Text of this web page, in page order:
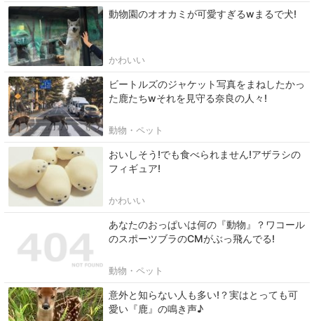
動物園のオオカミが可愛すぎるwまるで犬!
かわいい
ビートルズのジャケット写真をまねしたかっ
た鹿たちwそれを見守る奈良の人々!
動物・ペット
おいしそう!でも食べられません!アザラシの
フィギュア!
かわいい
あなたのおっぱいは何の『動物』？ワコール
のスポーツブラのCMがぶっ飛んでる!
動物・ペット
意外と知らない人も多い!？実はとっても可
愛い『鹿』の鳴き声♪